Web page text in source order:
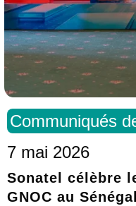
Communiqués
7 mai 2026
Sonatel célèbre
GNOC au